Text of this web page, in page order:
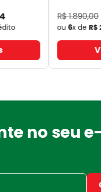
R$1.890,00
ou 6x de R$
no seu